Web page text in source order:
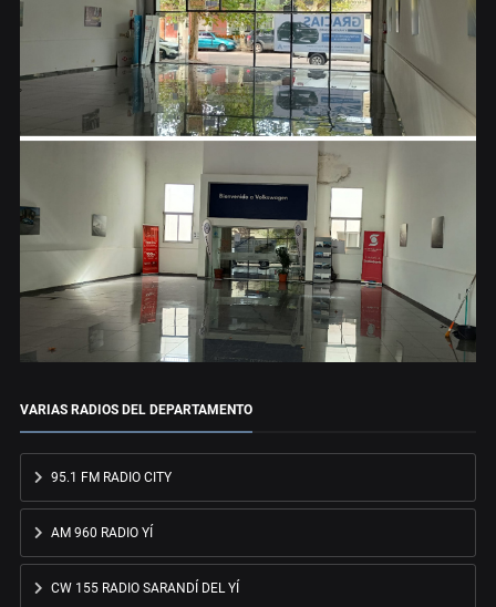
VARIAS RADIOS DEL DEPARTAMENTO
95.1 FM RADIO CITY
AM 960 RADIO YÍ
CW 155 RADIO SARANDÍ DEL YÍ